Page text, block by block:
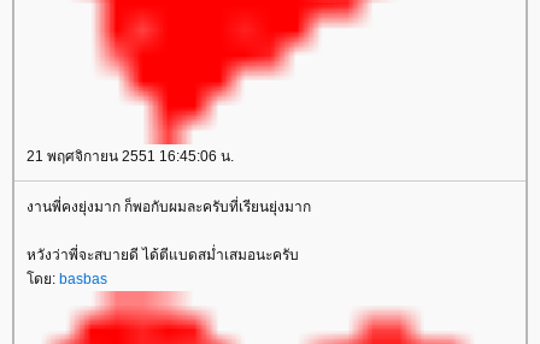
21 พฤศจิกายน 2551 16:45:06 น.
งานพี่คงยุ่งมาก ก็พอกับผมละครับที่เรียนยุ่งมาก
หวังว่าพี่จะสบายดี ได้ตีแบดสม่ำเสมอนะครับ
ดย: basbas